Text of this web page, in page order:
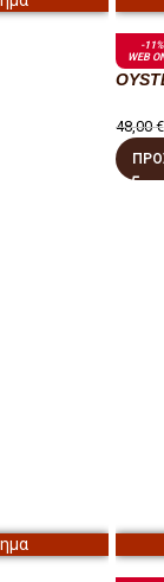
-11%
WEB
48,00€